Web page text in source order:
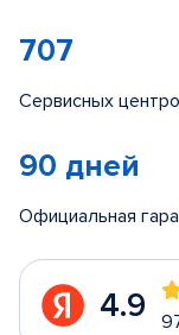
707
Сервисных
90 дней
Официальная
4.9